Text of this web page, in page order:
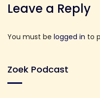
Leave a Reply
You must be logged in to
Zoek Podcast